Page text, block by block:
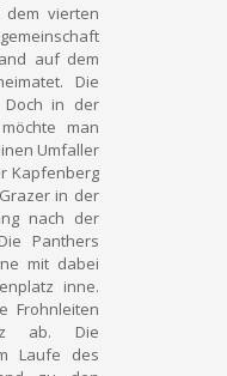
dem vierten
auf dem
Die
Doch in der
man
Umfaller
Kapfenberg
in der
nach der
Panthers
mit dabei
inne.
Frohnleiten
ab. Die
Laufe des